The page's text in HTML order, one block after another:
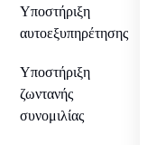
Υποστήριξη
αυτοεξυπηρέτησης
Υποστήριξη
ζωντανής
συνομιλίας